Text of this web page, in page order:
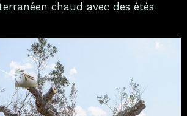
chaud avec des étés